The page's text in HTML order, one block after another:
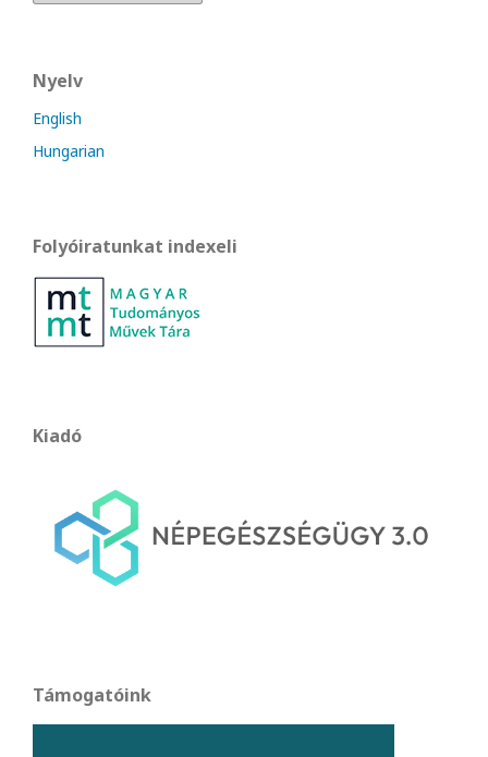
Nyelv
English
Hungarian
Folyóiratunkat indexeli
Kiadó
Támogatóink